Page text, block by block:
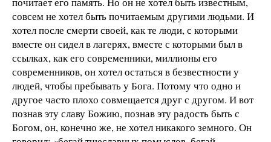
совсем не хотел быть почитаемым другими людьми. И
хотел после смерти своей, как те люди, с которыми
вместе он сидел в лагерях, вместе с которыми был в
ссылках, как его современники, миллионы его
современников, он хотел остаться в безвестности у
людей, чтобы пребывать у Бога. Потому что одно и
другое часто плохо совмещается друг с другом. И вот
познав эту славу Божию, познав эту радость быть с
Богом, он, конечно же, не хотел никакого земного. Он